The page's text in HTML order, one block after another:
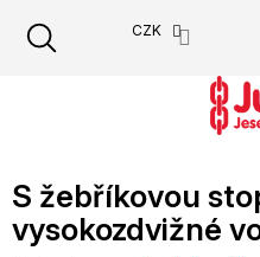
obsah
CZK
S žebříkovou
vysokozdvižné